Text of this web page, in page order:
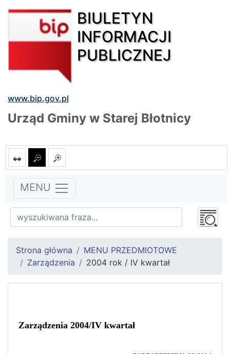
BIULETYN
INFORMACJI
PUBLICZNEJ
www.bip.gov.pl
Urząd Gminy w Starej Błotnicy
MENU
Strona główna
MENU PRZEDMIOTOWE
Zarządzenia
2004 rok / IV kwartał
Zarządzenia 2004/IV kwartał